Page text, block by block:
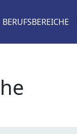
BERUFSBEREICHE